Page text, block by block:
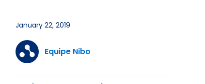
January 22, 2019
Equipe Nibo